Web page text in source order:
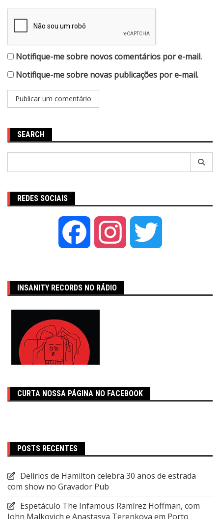
Notifique-me sobre novos comentários por e-mail.
Notifique-me sobre novas publicações por e-mail.
SEARCH
REDES SOCIAIS
Facebook Instagram
INSANITY RECORDS NO RÁDIO
CURTA NOSSA PÁGINA NO FACEBOOK
POSTS RECENTES
Delírios de Hamilton celebra 30 anos de estrada
com show no Gravador Pub
Espetáculo The Infamous Ramírez Hoffman, com
John Malkovich e Anastasya Terenkova em Porto